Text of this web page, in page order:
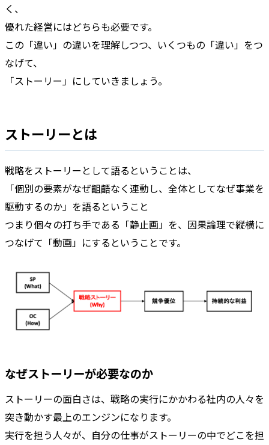
く、
優れた経営にはどちらも必要です。
この「違い」の違いを理解しつつ、いくつもの「違い」をつ
なげて、
「ストーリー」にしていきましょう。
ストーリーとは
戦略をストーリーとして語るということは、
「個別の要素がなぜ齟齬なく連動し、全体としてなぜ事業を
駆動するのか」を語るということ
つまり個々の打ち手である「静止画」を、因果論理で縦横に
つなげて「動画」にするということです。
なぜストーリーが必要なのか
ストーリーの面白さは、戦略の実行にかかわる社内の人々を
突き動かす最上のエンジンになります。
実行を担う人々が、自分の仕事がストーリーの中でどこを担